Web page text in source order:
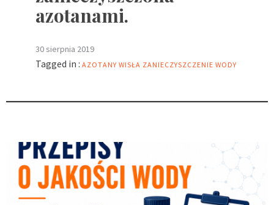
azotanami.
30 sierpnia 2019
Tagged in : AZOTANY WISŁA ZANIECZYSZCZENIE WODY